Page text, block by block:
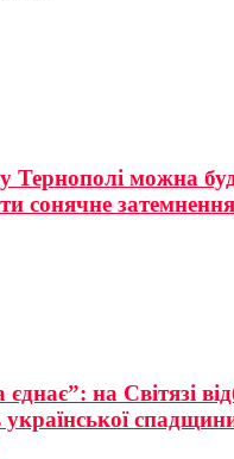
Тернополі можна
сонячне затемнення
на Світязі